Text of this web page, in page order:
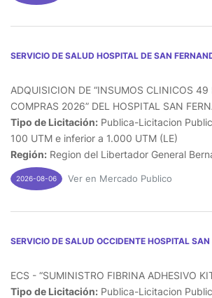
SERVICIO DE SALUD HOSPITAL DE SAN
ADQUISICION DE “INSUMOS CLINICOS 49
COMPRAS 2026” DEL HOSPITAL SAN
Tipo de Licitación: Publica-Licitacion
100 UTM e inferior a 1.000 UTM (LE)
Región: Region del Libertador General
2026-08-06 Ver en Mercado Publico
SERVICIO DE SALUD OCCIDENTE HOSPITAL
ECS - “SUMINISTRO FIBRINA ADHESIVO
Tipo de Licitación: Publica-Licitacion